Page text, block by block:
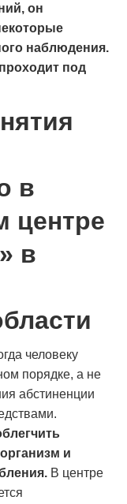
он
наблюдения.
проходит под
в
центре
в
человеку
порядке, а не
абстиненции
и
В центре